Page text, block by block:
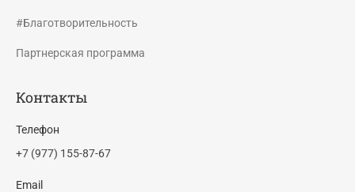
#Благотворительность
Партнерская программа
Контакты
Телефон
+7 (977) 155-87-67
Email